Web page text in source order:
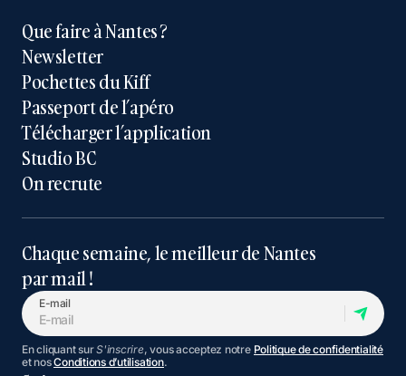
Que faire à Nantes ?
Newsletter
Pochettes du Kiff
Passeport de l’apéro
Télécharger l’application
Studio BC
On recrute
Chaque semaine, le meilleur de Nantes
par mail !
E-mail
En cliquant surS'inscrire, vous acceptez notre Politique de confidentialité
et nosConditions d’utilisation.